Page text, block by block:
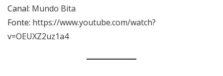
Canal: Mundo Bita
Fonte: https://www.youtube.com/watch?
v=OEUXZ2uz1a4